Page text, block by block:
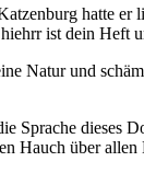
hatte er
ist dein
Natur und
Sprache dieses
Hauch über